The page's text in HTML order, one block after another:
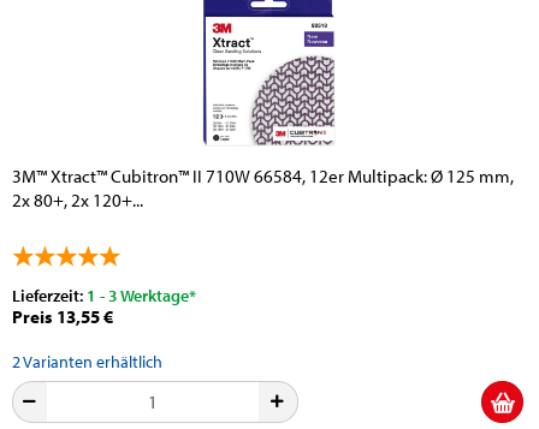
3M™ Xtract™ Cubitron™ II 710W 66584, 12er Multipack: Ø 125 mm,
2x 80+, 2x 120+...
Lieferzeit: 1 - 3 Werktage*
Preis 13,55 €
2Varianten erhältlich